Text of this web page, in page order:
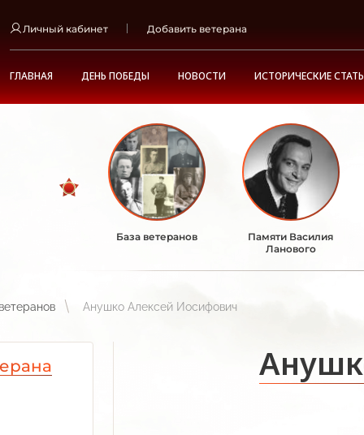
Личный кабинет Добавить ветерана
ГЛАВНАЯ ДЕНЬ ПОБЕДЫ НОВОСТИ ИСТОРИЧЕСКИЕ
База ветеранов
Памяти Василия
Ланового
Анушко Алексей Иосифович